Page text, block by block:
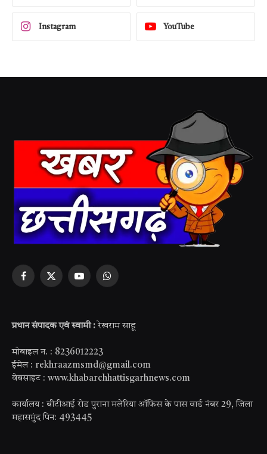
Instagram YouTube
Facebook
X
YouTubeWhatsApp
प्रधान संपादक एवं स्वामी : रेखराम साहू
मोबाइल न. : 8236012223
ईमेल : rekhraazmsmd@gmail.com
वेबसाइट : www.khabarchhattisgarhnews.com
कार्यालय : बीटीआई रोड पुराना मलेरिया ऑफिस के पास वार्ड नंबर 29, जिला
महासमुंद पिन: 493445